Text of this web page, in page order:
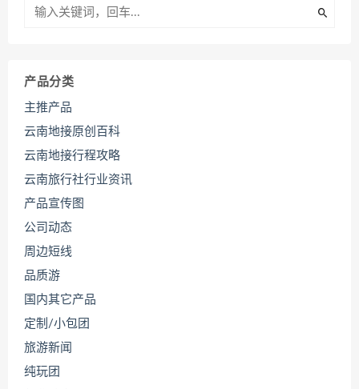
产品分类
主推产品
云南地接原创百科
云南地接行程攻略
云南旅行社行业资讯
产品宣传图
公司动态
周边短线
品质游
国内其它产品
定制/小包团
旅游新闻
纯玩团